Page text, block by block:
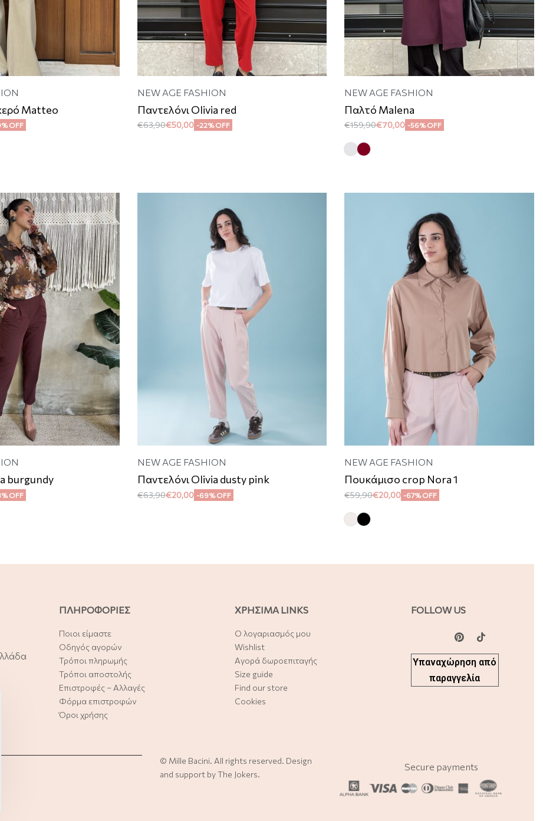
Matteo
OFF
NEW AGE FASHION
Παντελόνι Olivia red
€63,90€50,00 -22% OFF
NEW AGE FASHION
Παλτό Malena
€159,90€70,00 -56% OFF
burgundy
OFF
NEW AGE FASHION
Παντελόνι Olivia dusty pink
€63,90€20,00 -69% OFF
NEW AGE FASHION
Πουκάμισο crop Nora 1
€59,90€20,00 -67% OFF
ΠΛΗΡΟΦΟΡΙΕΣ
Ποιοι είμαστε
Οδηγός αγορών
Τρόποι πληρωμής
Τρόποι αποστολής
Επιστροφές – Αλλαγές
Φόρμα επιστροφών
Όροι χρήσης
ΧΡΗΣΙΜΑ LINKS
Ο λογαριασμός μου
Wishlist
Αγορά δωροεπιταγής
Size guide
Find our store
Cookies
FOLLOW US
Υπαναχώρηση από
παραγγελία
© Mille Bacini. All rights reserved. Design
and support byThe Jokers.
Secure payments